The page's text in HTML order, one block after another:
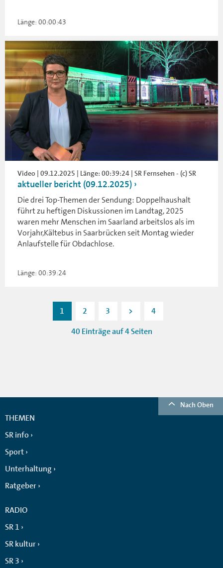
Länge: 00:00:43
Video | 09.12.2025 | Länge: 00:39:24 | SR Fernsehen - (c) SR
aktueller bericht (09.12.2025)
Die drei Top-Themen der Sendung: Doppelhaushalt
führt zu heftigen Diskussionen im Landtag, 2025
waren mehr Menschen im Saarland arbeitslos als im
Vorjahr,Kältebus in Saarbrücken seit Montag wieder
Anlaufstelle für Obdachlose.
Länge: 00:39:24
1 2 3 > 4
40 Einträge auf 4 Seiten
Nach Oben
THEMEN
SR info
Sport
Unterhaltung
Ratgeber
RADIO
SR 1
SR kultur
SR 3